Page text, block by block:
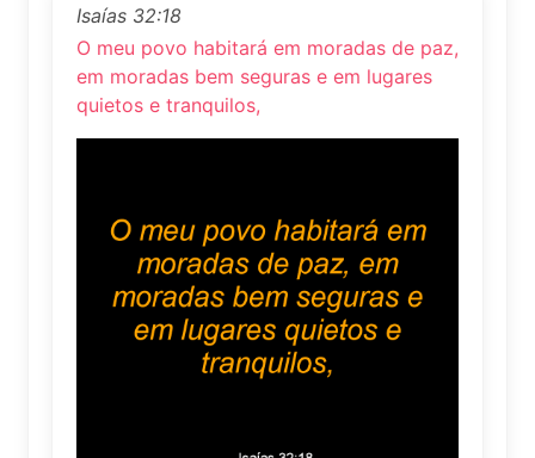
Isaías 32:18
O meu povo habitará em moradas de paz,
em moradas bem seguras e em lugares
quietos e tranquilos,